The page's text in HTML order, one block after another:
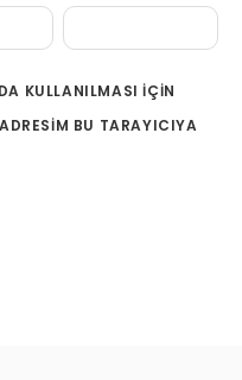
KULLANILMASI IÇIN
BU TARAYICIYA